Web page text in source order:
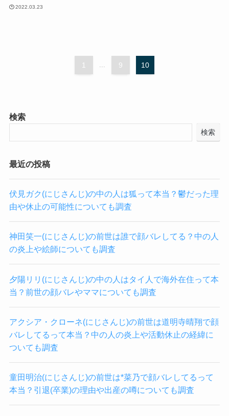
2022.03.23
1 ... 9 10
検索
検索
最近の投稿
伏見ガク(にじさんじ)の中の人は狐って本当？鬱だった理
由や休止の可能性についても調査
神田笑一(にじさんじ)の前世は誰で顔バレしてる？中の人
の炎上や絵師についても調査
夕陽リリ(にじさんじ)の中の人はタイ人で海外在住って本
当？前世の顔バレやママについても調査
アクシア・クローネ(にじさんじ)の前世は道明寺晴翔で顔
バレしてるって本当？中の人の炎上や活動休止の経緯に
ついても調査
童田明治(にじさんじ)の前世は*菜乃で顔バレしてるって
本当？引退(卒業)の理由や出産の噂についても調査